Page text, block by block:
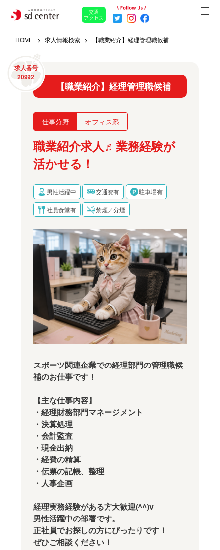
交通
アクセス
HOME 求人情報検索 【職業紹介】経理管理職候補
求人番号
20992
【職業紹介】経理管理職候補
仕事分野 オフィス系
職業紹介求人♬業務経験が
活かせる！
男性活躍中 交通費有 駐車場有
社員食堂有 禁煙／分煙
スポーツ関連企業での経理部門の管理職候
補のお仕事です！
【主な仕事内容】
・経理財務部門マネージメント
・決算処理
・会計監査
・現金出納
・経費の精算
・伝票の記帳、整理
・人事企画
経理実務経験がある方大歓迎(^^)v
男性活躍中の部署です。
正社員でお探しの方にぴったりです！
ぜひご相談ください！